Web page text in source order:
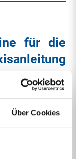
Über Cookies
für die